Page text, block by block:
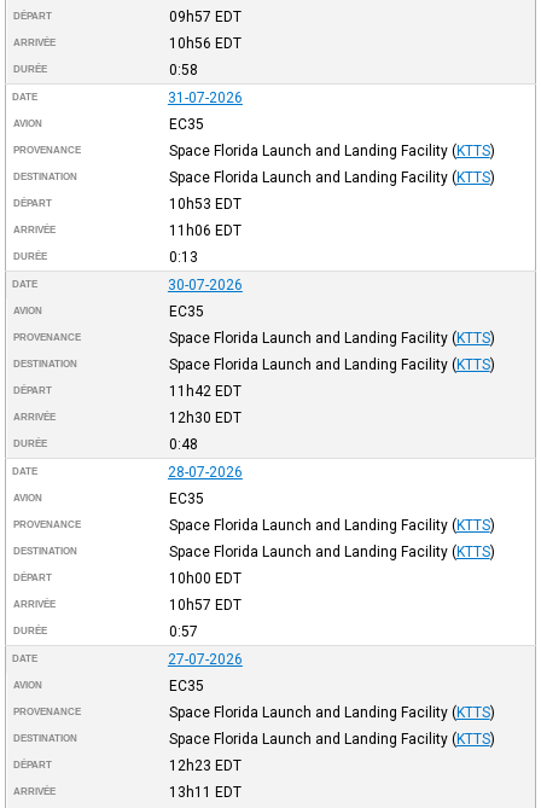
DÉPART 09h57 EDT
ARRIVÉE 10h56 EDT
DURÉE 0:58
DATE 31-07-2026
AVION EC35
PROVENANCE Space Florida Launch and Landing Facility (KTTS)
DESTINATION Space Florida Launch and Landing Facility (KTTS)
DÉPART 10h53 EDT
ARRIVÉE 11h06 EDT
DURÉE 0:13
DATE 30-07-2026
AVION EC35
PROVENANCE Space Florida Launch and Landing Facility (KTTS)
DESTINATION Space Florida Launch and Landing Facility (KTTS)
DÉPART 11h42 EDT
ARRIVÉE 12h30 EDT
DURÉE 0:48
DATE 28-07-2026
AVION EC35
PROVENANCE Space Florida Launch and Landing Facility (KTTS)
DESTINATION Space Florida Launch and Landing Facility (KTTS)
DÉPART 10h00 EDT
ARRIVÉE 10h57 EDT
DURÉE 0:57
DATE 27-07-2026
AVION EC35
PROVENANCE Space Florida Launch and Landing Facility (KTTS)
DESTINATION Space Florida Launch and Landing Facility (KTTS)
DÉPART 12h23 EDT
ARRIVÉE 13h11 EDT